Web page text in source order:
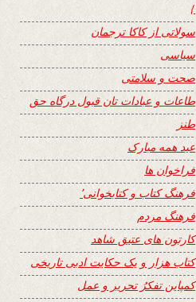
}
سولاتی از کاکا ترجمان
سیاسی
صحت و سلامتی
طاعات و عبادات تان قبول درگاه حق
طنز
عید همه مبارک
فراخوان ها
فرهنگ کتاب و کتابخوانی٬
فرهنگ مردم
کارتون های عتیق شاهد
کتاب هزار و یک حکایت ادبی تاریخی
کمپاین تفکرُ تحریر و عمل